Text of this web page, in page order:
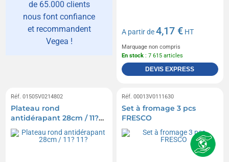
de 65.000 clients
nous font confiance
et recommandent
Vegea !
A partir de4,17 € HT
Marquage non compris
En stock : 7 615 articles
DEVIS EXPRESS
Réf. 01505V0214802
Plateau rond
antidérapant 28cm / 11?
11?
Réf. 00013V0111630
Set à fromage 3 pcs
FRESCO